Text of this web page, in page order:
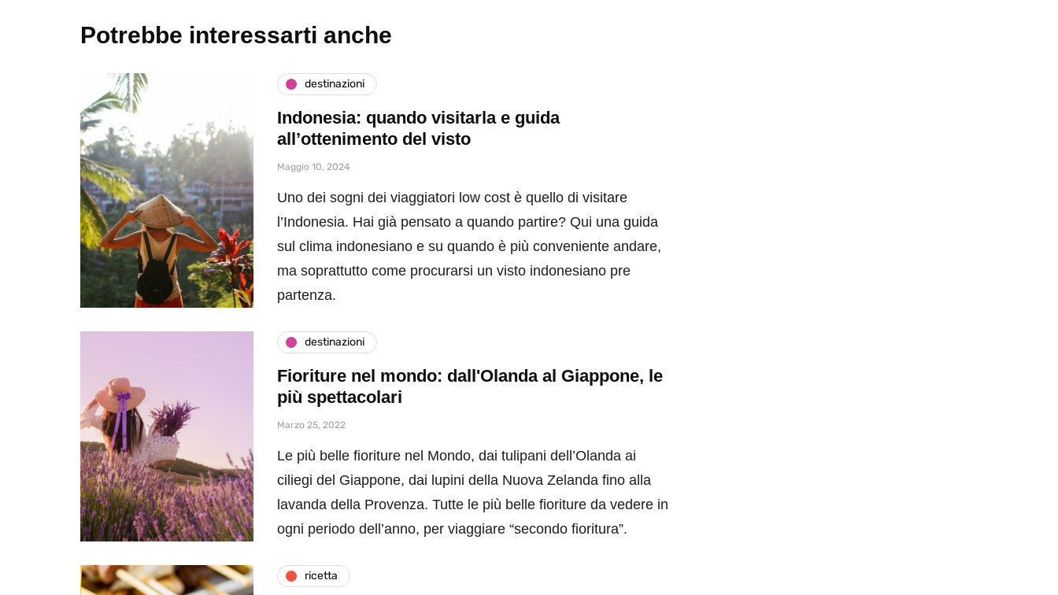
Potrebbe interessarti anche
destinazioni
Indonesia: quando visitarla e guida
all’ottenimento del visto
Maggio 10, 2024
Uno dei sogni dei viaggiatori low cost è quello di visitare
l’Indonesia. Hai già pensato a quando partire? Qui una guida
sul clima indonesiano e su quando è più conveniente andare,
ma soprattutto come procurarsi un visto indonesiano pre
partenza.
destinazioni
Fioriture nel mondo: dall'Olanda al Giappone, le
più spettacolari
Marzo 25, 2022
Le più belle fioriture nel Mondo, dai tulipani dell’Olanda ai
ciliegi del Giappone, dai lupini della Nuova Zelanda fino alla
lavanda della Provenza. Tutte le più belle fioriture da vedere in
ogni periodo dell’anno, per viaggiare “secondo fioritura”.
ricetta